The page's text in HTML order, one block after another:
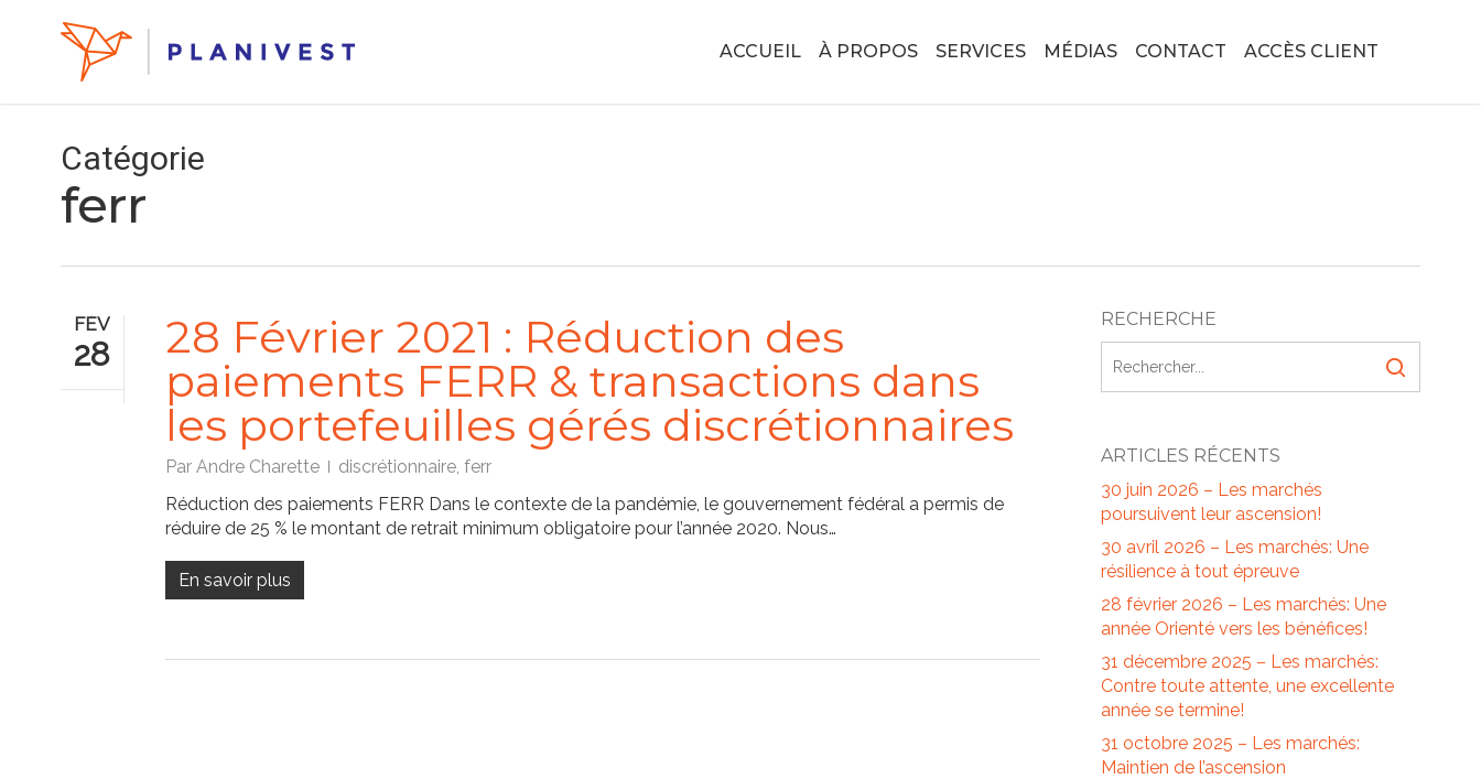
ACCUEIL À PROPOS SERVICES MÉDIAS CONTACT ACCÈS CLIENT
Catégorie
ferr
FÉV
28
28 Février 2021 : Réduction des
paiements FERR & transactions dans
les portefeuilles gérés discrétionnaires
Par Andre Charette discrétionnaire, ferr
Réduction des paiements FERR Dans le contexte de la pandémie, le gouvernement fédéral a permis de
réduire de 25 % le montant de retrait minimum obligatoire pour l’année 2020. Nous…
En savoir plus
RECHERCHE
ARTICLES RÉCENTS
30 juin 2026 – Les marchés
poursuivent leur ascension!
30 avril 2026 – Les marchés: Une
résilience à tout épreuve
28 février 2026 – Les marchés: Une
année Orienté vers les bénéfices!
31 décembre 2025 – Les marchés:
Contre toute attente, une excellente
année se termine!
31 octobre 2025 – Les marchés:
Maintien de l’ascension